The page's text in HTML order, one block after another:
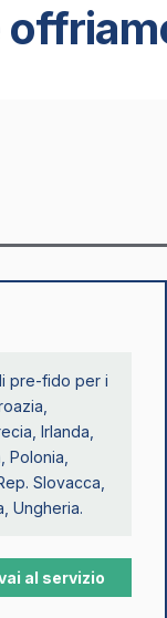
pre-fido per i
Irlanda,
Polonia,
Slovacca,
Ungheria.
al servizio